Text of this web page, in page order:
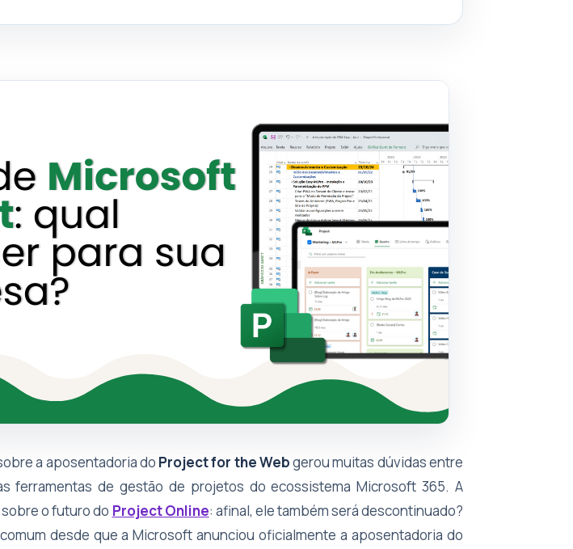
a aposentadoria do Project for the Webgerou muitas dúvidas entre
ferramentas de gestão de projetos do ecossistema Microsoft 365. A
o futuro do Project Online: afinal, ele também será descontinuado?
desde que a Microsoft anunciou oficialmente a aposentadoria do